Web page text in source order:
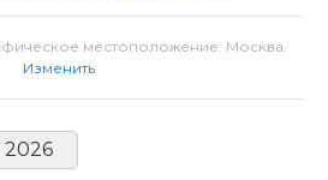
местоположение: Москва.
Изменить